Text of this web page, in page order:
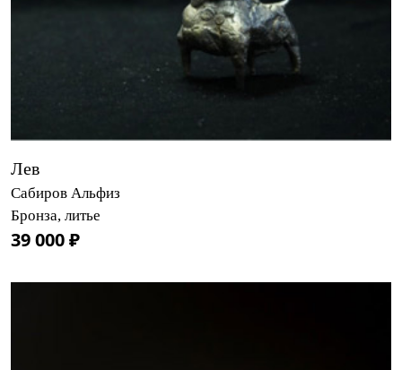
Лев
Сабиров Альфиз
Бронза, литье
39 000 ₽